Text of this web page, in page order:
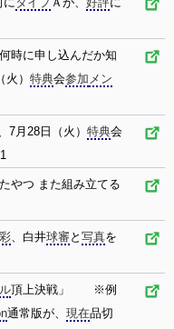
時に申し込んだか知
） 特典会参加 メン
7月28日（火） 特典会
やつ また組み立てる
、白井球審 と 写真を
頂上決戦」 ※例
通常版が、 現在品切